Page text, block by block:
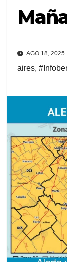
AGO 18, 2025
aires,